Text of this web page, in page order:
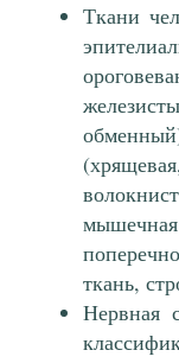
Ткани
ткань,
Нервная